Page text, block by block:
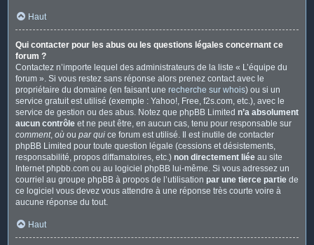
Haut
Qui contacter pour les abus ou les questions légales concernant ce
forum ?
Contactez n’importe lequel des administrateurs de la liste « L’équipe du
forum ». Si vous restez sans réponse alors prenez contact avec le
propriétaire du domaine (en faisant une recherche sur whois) ou si un
service gratuit est utilisé (exemple : Yahoo!, Free, f2s.com, etc.), avec le
service de gestion ou des abus. Notez que phpBB Limited n’a absolument
aucun contrôle et ne peut être, en aucun cas, tenu pour responsable sur
comment, où ou par qui ce forum est utilisé. Il est inutile de contacter
phpBB Limited pour toute question légale (cessions et désistements,
responsabilité, propos diffamatoires, etc.) non directement liée au site
Internet phpbb.com ou au logiciel phpBB lui-même. Si vous adressez un
courriel au groupe phpBB à propos de l’utilisation par une tierce partie de
ce logiciel vous devez vous attendre à une réponse très courte voire à
aucune réponse du tout.
Haut